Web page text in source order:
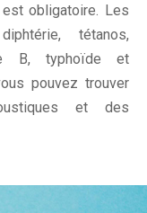
obligatoire. Les
tétanos,
B, typhoïde et
pouvez trouver
et des